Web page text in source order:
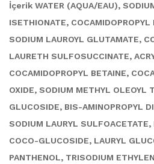
İçerik WATER (AQUA/EAU),
ISETHIONATE, COCAMIDOPROPYL
SODIUM LAUROYL GLUTAMATE,
LAURETH SULFOSUCCINATE,
COCAMIDOPROPYL BETAINE,
OXIDE, SODIUM METHYL OLEOYL
GLUCOSIDE, BIS-AMINOPROPYL
SODIUM LAURYL SULFOACETATE,
COCO-GLUCOSIDE, LAURYL
PANTHENOL, TRISODIUM